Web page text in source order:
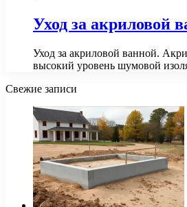
Уход за акриловой
Уход за акриловой ванной.
высокий уровень шумовой
Свежие записи